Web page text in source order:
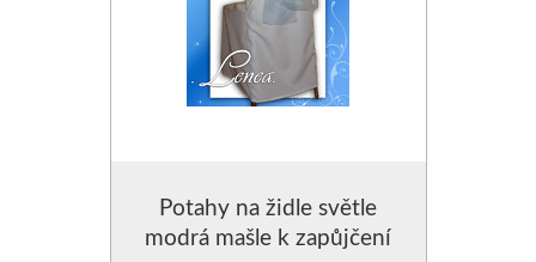
Potahy na židle světle
modrá mašle k zapůjčení